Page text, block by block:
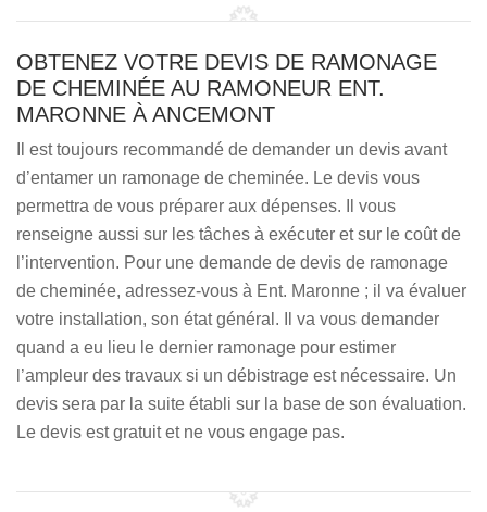
OBTENEZ VOTRE DEVIS DE RAMONAGE
DE CHEMINÉE AU RAMONEUR ENT.
MARONNE À ANCEMONT
Il est toujours recommandé de demander un devis avant
d’entamer un ramonage de cheminée. Le devis vous
permettra de vous préparer aux dépenses. Il vous
renseigne aussi sur les tâches à exécuter et sur le coût de
l’intervention. Pour une demande de devis de ramonage
de cheminée, adressez-vous à Ent. Maronne ; il va évaluer
votre installation, son état général. Il va vous demander
quand a eu lieu le dernier ramonage pour estimer
l’ampleur des travaux si un débistrage est nécessaire. Un
devis sera par la suite établi sur la base de son évaluation.
Le devis est gratuit et ne vous engage pas.